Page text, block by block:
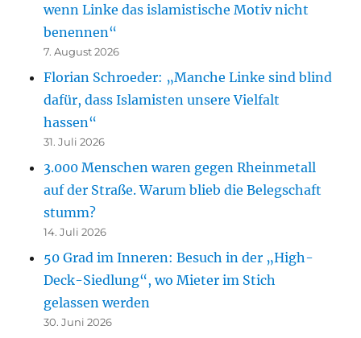
wenn Linke das islamistische Motiv nicht
benennen“
7. August 2026
Florian Schroeder: „Manche Linke sind blind
dafür, dass Islamisten unsere Vielfalt
hassen“
31. Juli 2026
3.000 Menschen waren gegen Rheinmetall
auf der Straße. Warum blieb die Belegschaft
stumm?
14. Juli 2026
50 Grad im Inneren: Besuch in der „High-
Deck-Siedlung“, wo Mieter im Stich
gelassen werden
30. Juni 2026